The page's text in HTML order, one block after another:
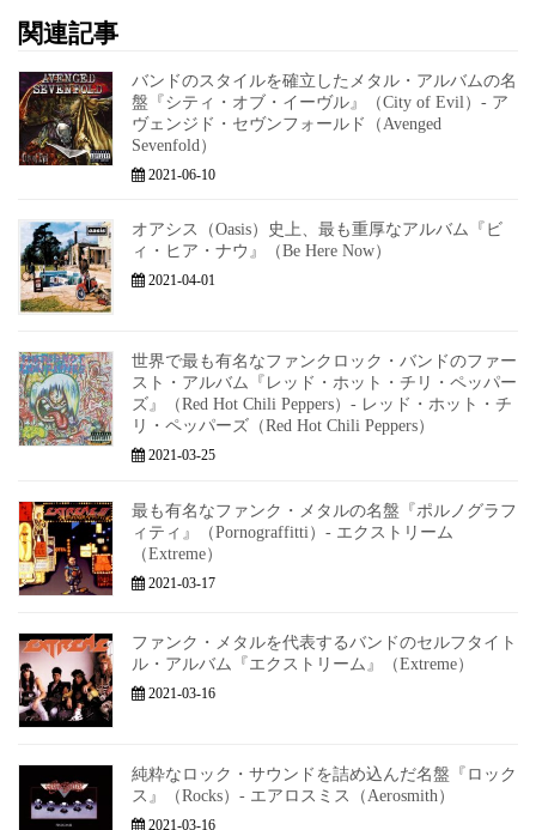
関連記事
バンドのスタイルを確立したメタル・アルバムの名
盤『シティ・オブ・イーヴル』（City of Evil）- ア
ヴェンジド・セヴンフォールド（Avenged
Sevenfold）
2021-06-10
オアシス（Oasis）史上、最も重厚なアルバム『ビ
ィ・ヒア・ナウ』（Be Here Now）
2021-04-01
世界で最も有名なファンクロック・バンドのファー
スト・アルバム『レッド・ホット・チリ・ペッパー
ズ』（Red Hot Chili Peppers）- レッド・ホット・チ
リ・ペッパーズ（Red Hot Chili Peppers）
2021-03-25
最も有名なファンク・メタルの名盤『ポルノグラフ
ィティ』（Pornograffitti）- エクストリーム
（Extreme）
2021-03-17
ファンク・メタルを代表するバンドのセルフタイト
ル・アルバム『エクストリーム』（Extreme）
2021-03-16
純粋なロック・サウンドを詰め込んだ名盤『ロック
ス』（Rocks）- エアロスミス（Aerosmith）
2021-03-16